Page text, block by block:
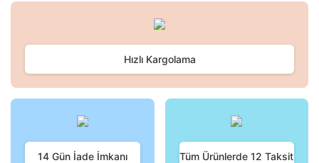
Bu ürüne ilk yorumu siz yapın!
Yorum Yaz
kullanarak tarafımıza iletebilirsiniz.
Ürün resmi kalitesiz, bozuk veya görüntülenemiyor.
Bu ürüne benzer farklı alternatifler olmalı.
Hızlı Kargolama
14 Gün İade İmkanı Tüm Ürünlerde 12 Taksit